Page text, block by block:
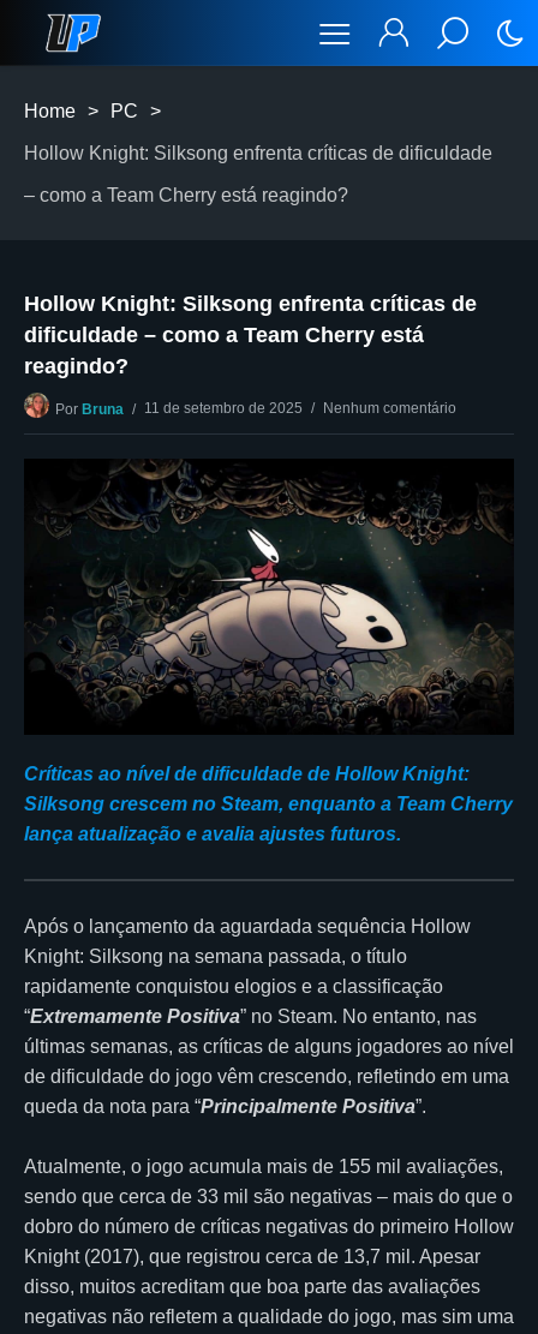
Home > PC >
Hollow Knight: Silksong enfrenta críticas de dificuldade
– como a Team Cherry está reagindo?
Hollow Knight: Silksong enfrenta críticas de
dificuldade – como a Team Cherry está
reagindo?
Por Bruna 11 de setembro de 2025 Nenhum comentário
Críticas ao nível de dificuldade de Hollow Knight:
Silksong crescem no Steam, enquanto a Team Cherry
lança atualização e avalia ajustes futuros.
Após o lançamento da aguardada sequência Hollow
Knight: Silksong na semana passada, o título
rapidamente conquistou elogios e a classificação
“Extremamente Positiva” no Steam. No entanto, nas
últimas semanas, as críticas de alguns jogadores ao nível
de dificuldade do jogo vêm crescendo, refletindo em uma
queda da nota para “Principalmente Positiva”.
Atualmente, o jogo acumula mais de 155 mil avaliações,
sendo que cerca de 33 mil são negativas – mais do que o
dobro do número de críticas negativas do primeiro Hollow
Knight (2017), que registrou cerca de 13,7 mil. Apesar
disso, muitos acreditam que boa parte das avaliações
negativas não refletem a qualidade do jogo, mas sim uma